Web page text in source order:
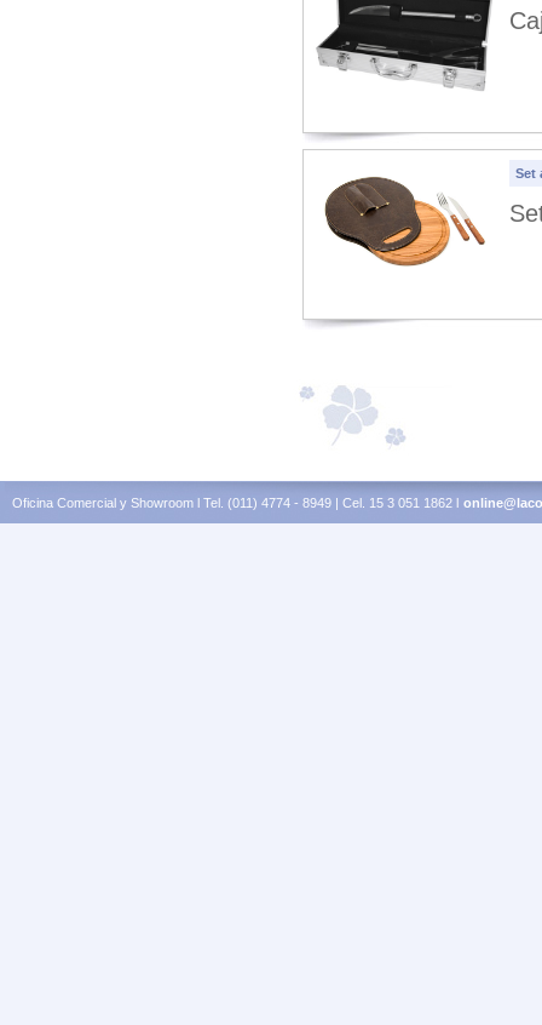
Set
Oficina Comercial y Showroom l Tel. (011) 4774 - 8949 | Cel. 15 3 051 1862 l